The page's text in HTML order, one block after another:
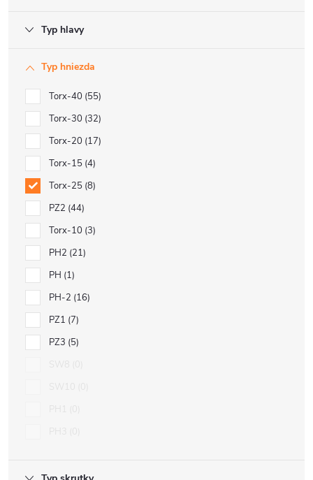
Typ hlavy
Typ hniezda
Torx-40 55
Torx-30 32
Torx-20 17
Torx-15 4
Torx-25 8
PZ2 44
Torx-10 3
PH2 21
PH 1
PH-2 16
PZ1 7
PZ3 5